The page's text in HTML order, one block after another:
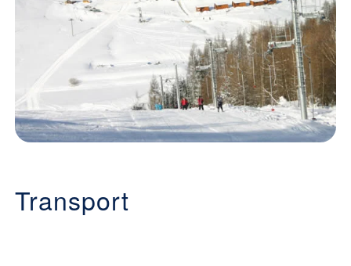
Transport